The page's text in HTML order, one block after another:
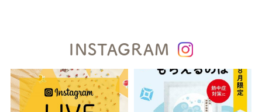
INSTAGRAM